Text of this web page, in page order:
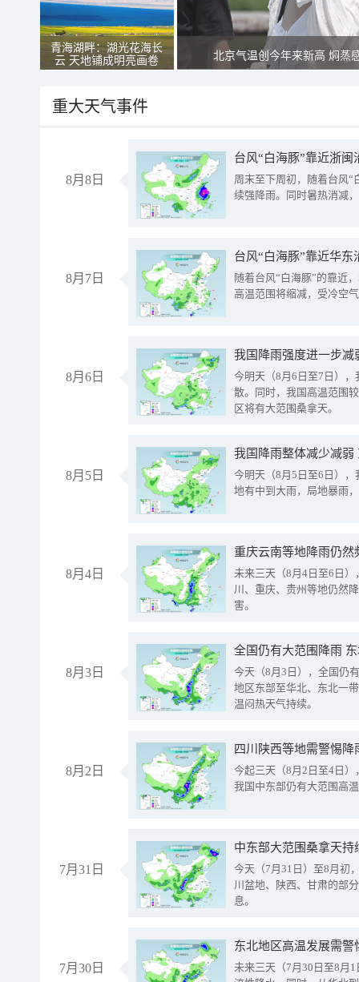
青海湖畔：湖光花海长
云 天地铺成明亮画卷
北京气温创今年来新高 焖蒸
重大天气事件
8月8日
台风“白海豚”靠近浙
周末至下周初，随着台风“
续强降雨。同时暑热消减
8月7日
台风“白海豚”靠近华
随着台风“白海豚”的靠近
高温范围将缩减，受冷空
8月6日
今明天（8月6日至7日）
散。同时，我国高温范围
区将有大范围桑拿天。
8月5日
我国降雨整体减少减弱
今明天（8月5日至6日）
地有中到大雨，局地暴雨
8月4日
重庆云南等地降雨仍然
未来三天（8月4日至6日
川、重庆、贵州等地仍然
害。
8月3日
全国仍有大范围降雨
今天（8月3日），全国仍
地区东部至华北、东北一
温闷热天气持续。
8月2日
今起三天（8月2日至4日
我国中东部仍有大范围高
7月31日
中东部大范围桑拿天
今天（7月31日）至8月初
川盆地、陕西、甘肃的部
息。
7月30日
东北地区高温发展需
未来三天（7月30日至8月